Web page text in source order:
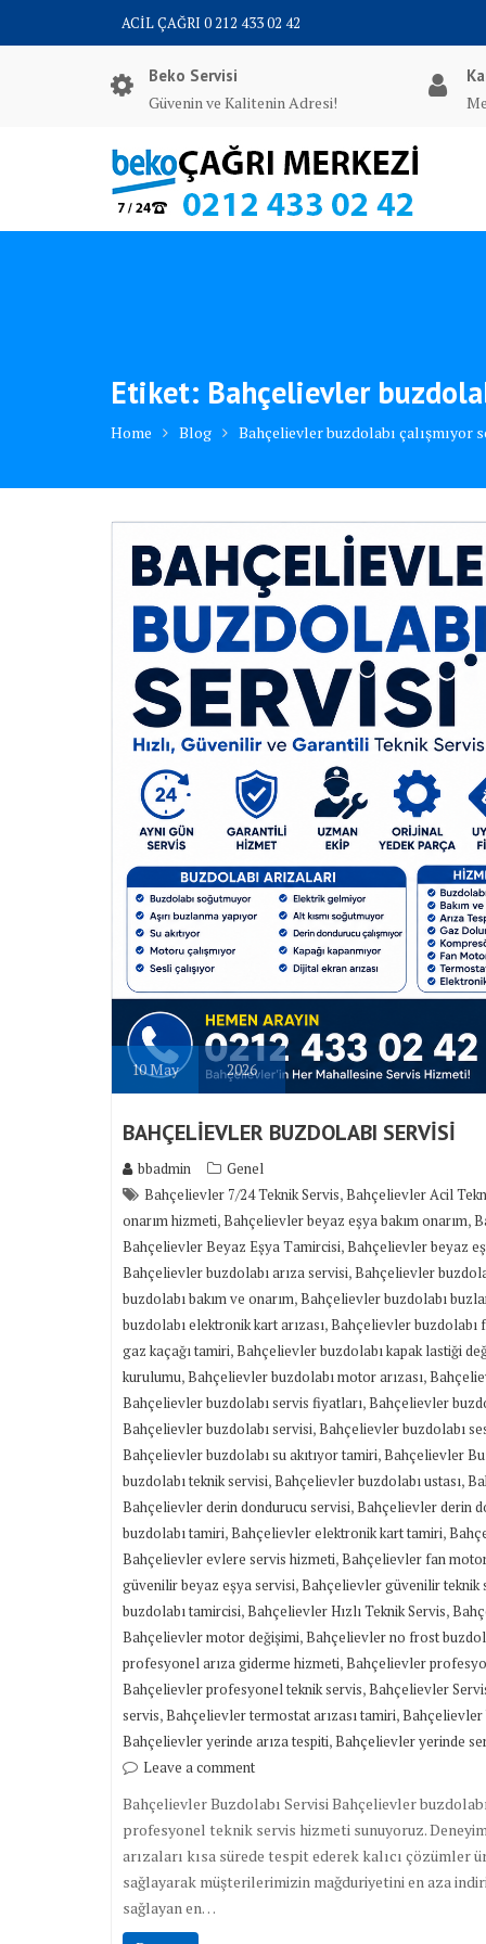
ACİL ÇAĞRI 0 212 433 02 42
Beko Servisi
Güvenin ve Kalitenin Adresi!
Etiket: Bahçelievler
Home Blog Bahçelievler buzdolabı çalışmıyor
10May 2026
BAHÇELİEVLER BUZDOLABI SERVİSİ
bbadmin
Genel
Bahçelievler 7/24 Teknik Servis,Bahçelievler Acil
onarım hizmeti,Bahçelievler beyaz eşya bakım onarım,
Bahçelievler Beyaz Eşya Tamircisi,Bahçelievler beyaz
Bahçelievler buzdolabı arıza servisi,Bahçelievler
buzdolabı bakım ve onarım,Bahçelievler buzdolabı
buzdolabı elektronik kart arızası,Bahçelievler buzdolabı
gaz kaçağı tamiri,Bahçelievler buzdolabı kapak lastiği
kurulumu,Bahçelievler buzdolabı motor arızası,
Bahçelievler buzdolabı servis fiyatları,Bahçelievler
Bahçelievler buzdolabı servisi,Bahçelievler buzdolabı
Bahçelievler buzdolabı su akıtıyor tamiri,Bahçelievler
buzdolabı teknik servisi,Bahçelievler buzdolabı ustası,
Bahçelievler derin dondurucu servisi,Bahçelievler derin
buzdolabı tamiri,Bahçelievler elektronik kart tamiri,
Bahçelievler evlere servis hizmeti,Bahçelievler fan
güvenilir beyaz eşya servisi,Bahçelievler güvenilir teknik
buzdolabı tamircisi,Bahçelievler Hızlı Teknik Servis,
Bahçelievler motor değişimi,Bahçelievler no frost
profesyonel arıza giderme hizmeti,Bahçelievler
Bahçelievler profesyonel teknik servis,Bahçelievler
servis,Bahçelievler termostat arızası tamiri,Bahçelievler
Bahçelievler yerinde arıza tespiti,Bahçelievler yerinde
Leave a comment
Bahçelievler Buzdolabı Servisi Bahçelievler
profesyonel teknik servis hizmeti sunuyoruz.
arızaları kısa sürede tespit ederek kalıcı çözümler
sağlayarak müşterilerimizin mağduriyetini en aza
sağlayan en…